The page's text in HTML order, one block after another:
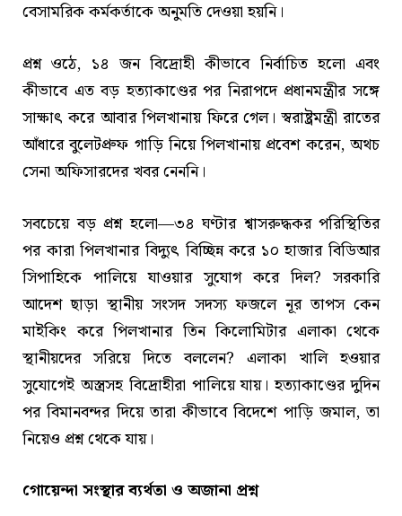
বেসামরিক কর্মকর্তাকে অনুমতি দেওয়া হয়নি।
প্রশ্ন ওঠে, ১৪ জন বিদ্রোহী কীভাবে নির্বাচিত হলো এবং
কীভাবে এত বড় হত্যাকাণ্ডের পর নিরাপদে প্রধানমন্ত্রীর সঙ্গে
সাক্ষাৎ করে আবার পিলখানায় ফিরে গেল। স্বরাষ্ট্রমন্ত্রী রাতের
আঁধারে বুলেটপ্রুফ গাড়ি নিয়ে পিলখানায় প্রবেশ করেন, অথচ
সেনা অফিসারদের খবর নেননি।
সবচেয়ে বড় প্রশ্ন হলো—৩৪ ঘণ্টার শ্বাসরুদ্ধকর পরিস্থিতির
পর কারা পিলখানার বিদ্যুৎ বিচ্ছিন্ন করে ১০ হাজার বিডিআর
সিপাহিকে পালিয়ে যাওয়ার সুযোগ করে দিল? সরকারি
আদেশ ছাড়া স্থানীয় সংসদ সদস্য ফজলে নূর তাপস কেন
মাইকিং করে পিলখানার তিন কিলোমিটার এলাকা থেকে
স্থানীয়দের সরিয়ে দিতে বললেন? এলাকা খালি হওয়ার
সুযোগেই অস্ত্রসহ বিদ্রোহীরা পালিয়ে যায়। হত্যাকাণ্ডের দুদিন
পর বিমানবন্দর দিয়ে তারা কীভাবে বিদেশে পাড়ি জমাল, তা
নিয়েও প্রশ্ন থেকে যায়।
গোয়েন্দা সংস্থার ব্যর্থতা ও অজানা প্রশ্ন